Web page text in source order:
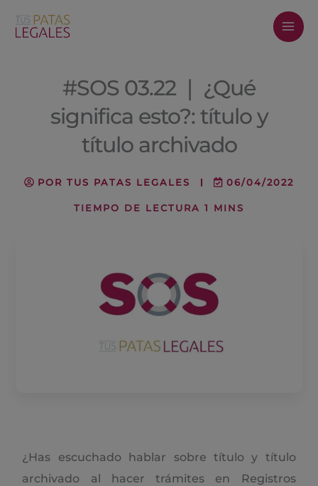
#SOS 03.22 ❘ ¿Qué
significa esto?: título y
título archivado
POR TUS PATAS LEGALES 06/04/2022
¿Has escuchado hablar sobre título y título
archivado al hacer trámites en Registros